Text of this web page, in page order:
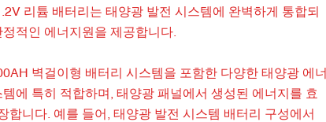
리튬 배터리는 태양광 발전 시스템에 완벽하게 통합되
적인 에너지원을 제공합니다.
벽걸이형 배터리 시스템을 포함한 다양한 태양광 에너
에 특히 적합하며, 태양광 패널에서 생성된 에너지를 효
니다. 예를 들어, 태양광 발전 시스템 배터리 구성에서